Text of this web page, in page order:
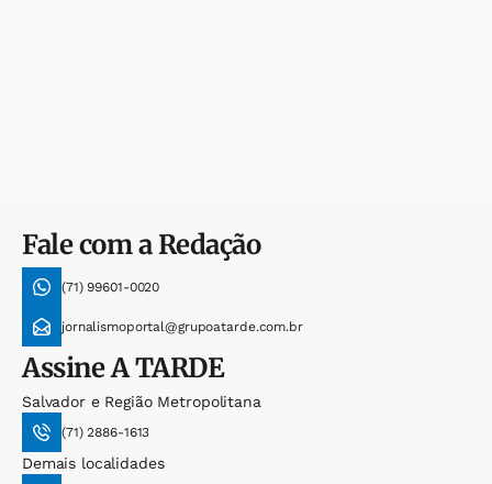
Fale com a Redação
(71) 99601-0020
jornalismoportal@grupoatarde.com.br
AssineA TARDE
Salvador e Região Metropolitana
(71) 2886-1613
Demais localidades